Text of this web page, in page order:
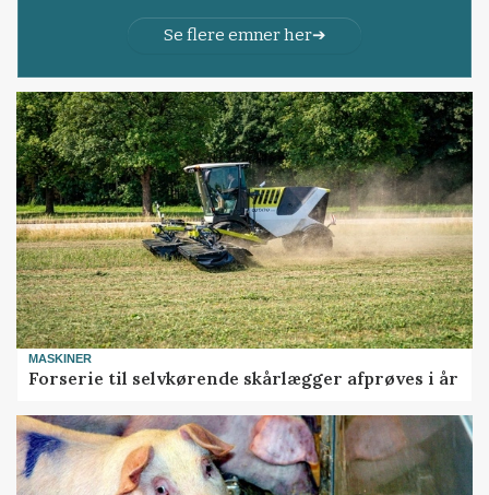
Se flere emner her
MASKINER
Forserie til selvkørende skårlægger afprøves i år